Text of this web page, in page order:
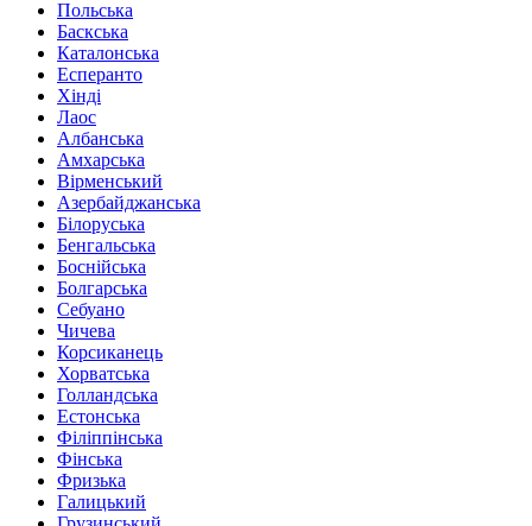
Польська
Баскська
Каталонська
Есперанто
Хінді
Лаос
Албанська
Амхарська
Вірменський
Азербайджанська
Білоруська
Бенгальська
Боснійська
Болгарська
Себуано
Чичева
Корсиканець
Хорватська
Голландська
Естонська
Філіппінська
Фінська
Фризька
Галицький